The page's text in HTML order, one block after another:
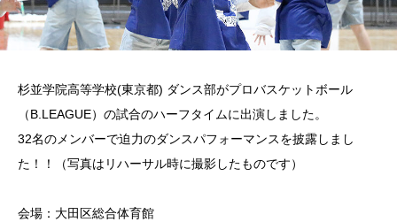
杉並学院高等学校(東京都) ダンス部がプロバスケットボール
（B.LEAGUE）の試合のハーフタイムに出演しました。
32名のメンバーで迫力のダンスパフォーマンスを披露しまし
た！！（写真はリハーサル時に撮影したものです）
会場：大田区総合体育館